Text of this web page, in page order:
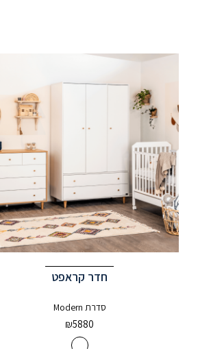
חדר קראפט
סדרת Modern
₪5880